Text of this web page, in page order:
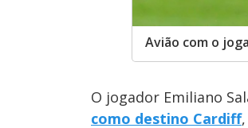
Avião com o
O jogador Emiliano
como destino Cardiff